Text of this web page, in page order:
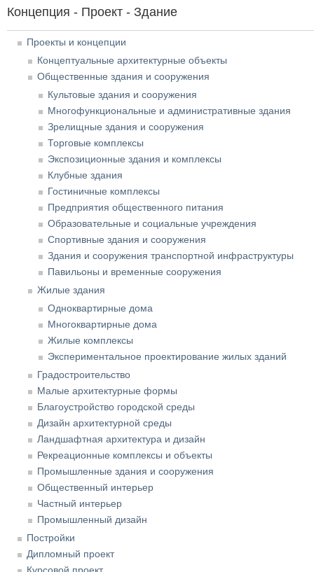
Концепция - Проект - Здание
Проекты и концепции
Концептуальные архитектурные объекты
Общественные здания и сооружения
Культовые здания и сооружения
Многофункциональные и административные здания
Зрелищные здания и сооружения
Торговые комплексы
Экспозиционные здания и комплексы
Клубные здания
Гостиничные комплексы
Предприятия общественного питания
Образовательные и социальные учреждения
Спортивные здания и сооружения
Здания и сооружения транспортной инфраструктуры
Павильоны и временные сооружения
Жилые здания
Одноквартирные дома
Многоквартирные дома
Жилые комплексы
Экспериментальное проектирование жилых зданий
Градостроительство
Малые архитектурные формы
Благоустройство городской среды
Дизайн архитектурной среды
Ландшафтная архитектура и дизайн
Рекреационные комплексы и объекты
Промышленные здания и сооружения
Общественный интерьер
Частный интерьер
Промышленный дизайн
Постройки
Дипломный проект